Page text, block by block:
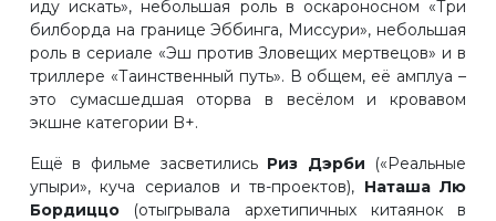
иду искать», небольшая роль в оскароносном «Три
билборда на границе Эббинга, Миссури», небольшая
роль в сериале «Эш против Зловещих мертвецов» и в
триллере «Таинственный путь». В общем, её амплуа –
это сумасшедшая оторва в весёлом и кровавом
экшне категории B+.
Ещё в фильме засветились Риз Дэрби («Реальные
упыри», куча сериалов и тв-проектов), Наташа Лю
Бордиццо(отыгрывала архетипичных китаянок в